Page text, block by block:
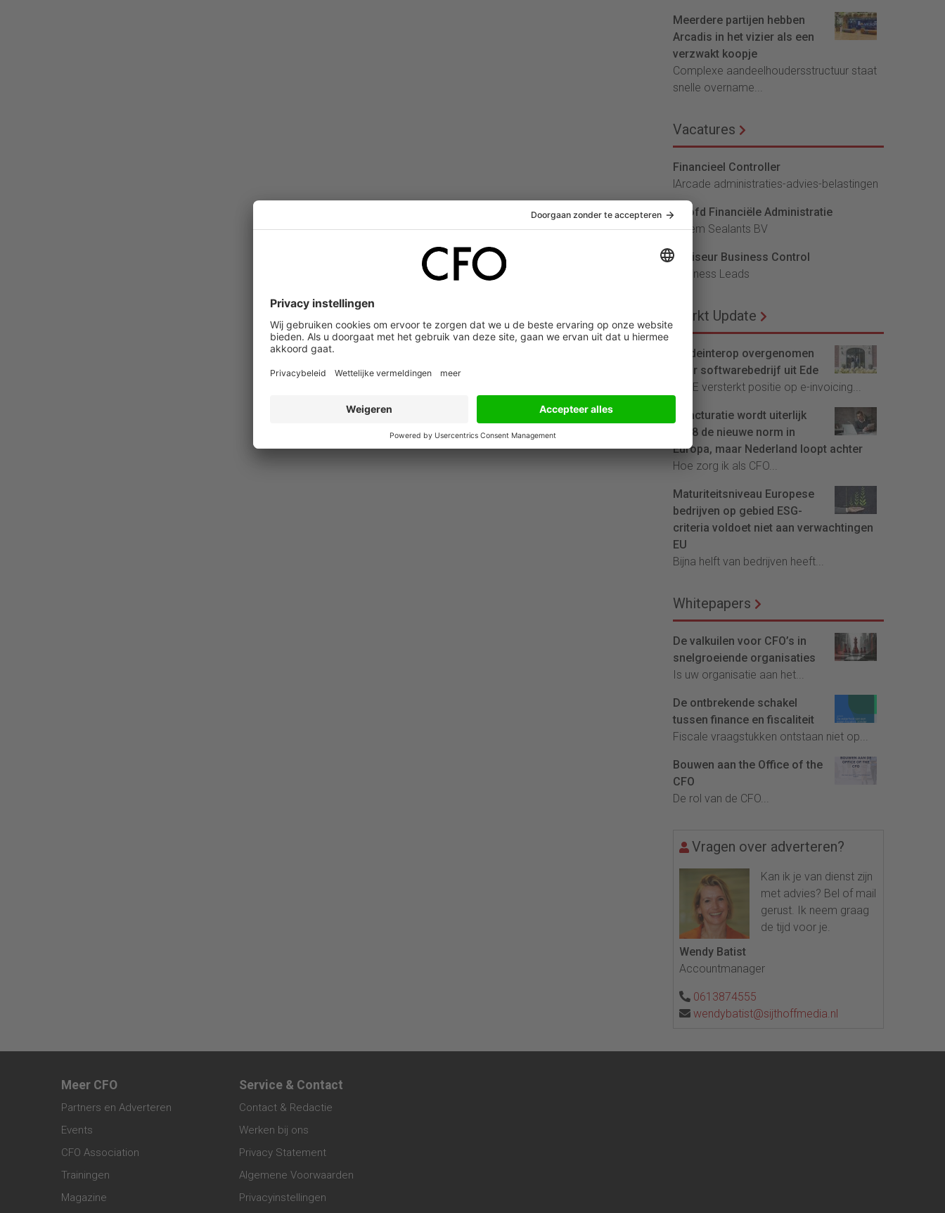
Meerdere partijen hebben
Arcadis in het vizier als een
verzwakt koopje
Complexe aandeelhoudersstructuur staat
snelle overname...
Vacatures
Financieel Controller
lArcade administraties-advies-belastingen
Hoofd Financiële Administratie
Bloem Sealants BV
Adviseur Business Control
Business Leads
Markt Update
Tradeinterop overgenomen
door softwarebedrijf uit Ede
4CEE versterkt positie op e-invoicing...
E-facturatie wordt uiterlijk
2028 de nieuwe norm in
Europa, maar Nederland loopt achter
Hoe zorg ik als CFO...
Maturiteitsniveau Europese
bedrijven op gebied ESG-
criteria voldoet niet aan verwachtingen
EU
Bijna helft van bedrijven heeft...
Whitepapers
De valkuilen voor CFO’s in
snelgroeiende organisaties
Is uw organisatie aan het...
De ontbrekende schakel
tussen finance en fiscaliteit
Fiscale vraagstukken ontstaan niet op...
Bouwen aan the Office of the
CFO
De rol van de CFO...
Vragen over adverteren?
Kan ik je van dienst zijn
met advies? Bel of mail
gerust. Ik neem graag
de tijd voor je.
Wendy Batist
Accountmanager
0613874555
wendybatist@sijthoffmedia.nl
Meer CFO
Partners en Adverteren
Events
CFO Association
Trainingen
Magazine
Service & Contact
Contact & Redactie
Werken bij ons
Privacy Statement
Algemene Voorwaarden
Privacyinstellingen